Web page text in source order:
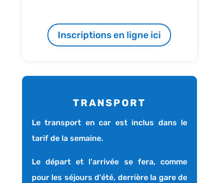
Inscriptions en ligne ici
TRANSPORT
Le transport en car est inclus dans le
tarif de la semaine.
Le départ et l'arrivée se fera, comme
pour les séjours d'été, derrière la gare de